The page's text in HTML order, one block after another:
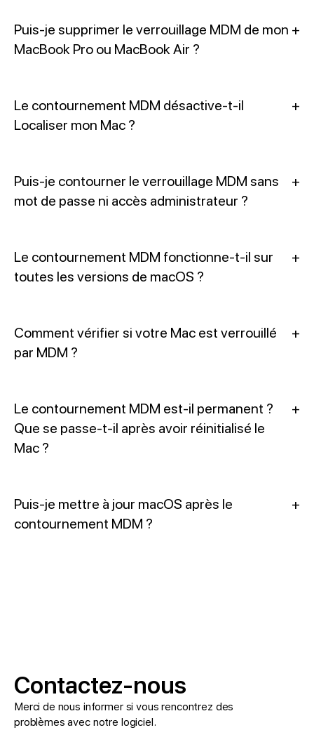
Puis-je supprimer le verrouillage MDM de mon
MacBook Pro ou MacBook Air ?
+
Le contournement MDM désactive-t-il
Localiser mon Mac ?
+
Puis-je contourner le verrouillage MDM sans
mot de passe ni accès administrateur ?
+
Le contournement MDM fonctionne-t-il sur
toutes les versions de macOS ?
+
Comment vérifier si votre Mac est verrouillé
par MDM ?
+
Le contournement MDM est-il permanent ?
Que se passe-t-il après avoir réinitialisé le
Mac ?
+
Puis-je mettre à jour macOS après le
contournement MDM ?
+
Contactez-nous
Merci de nous informer si vous rencontrez des
problèmes avec notre logiciel.